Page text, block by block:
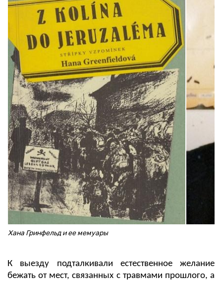
Хана Гринфельд и ее мемуары
К выезду подталкивали естественное желание
бежать от мест, связанных с травмами прошлого, а